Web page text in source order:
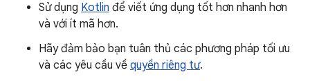
Sử dụng Kotlin để viết ứng dụng tốt hơn nhanh hơn
và với ít mã hơn.
Hãy đảm bảo bạn tuân thủ các phương pháp tối ưu
và các yêu cầu về quyền riêng tư.